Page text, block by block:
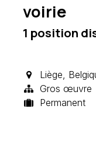
voirie
1 position
Liège,
Gros œuvre
Permanent